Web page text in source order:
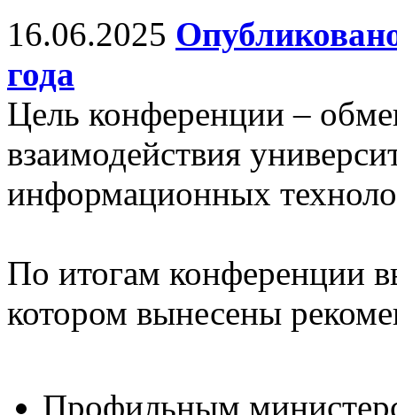
16.06.2025
года
Цель конференции –
взаимодействия
информационных
По итогам конференции
котором вынесены
Профильным